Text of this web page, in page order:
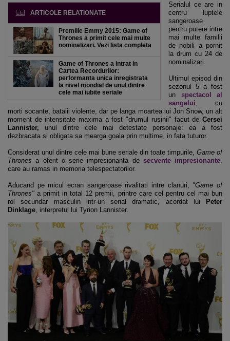
ARTICOLE RELATIONATE
Premiile Emmy 2015: Game of
Thrones a primit cele mai multe
nominalizari. Vezi lista completa
Game of Thrones a intrat in
Cartea Recordurilor:
performanta unica inregistrata
la nivel mondial de unul dintre
cele mai iubite seriale
Serialul ce are in
centru luptele
sangeroase
pentru putere intre
mai multe familii
de nobili a pornit
la drum cu 24 de
nominalizari.
Ultimul episod din
sezonul 5 a fost
un spectacol al
sangelui, cu
morti socante, batalii violente, dar pe langa moartea lui Jon Snow, un alt
moment de intensitate maxima a fost "drumul rusinii" facut de Cersei
Lannister, unul dintre cele mai detestate personaje: ea a fost
dezbracata si obligata sa mearga goala prin multime, in fata tuturor.
Considerat unul dintre cele mai bune seriale din toate timpurile, Game of
Thrones a oferit o serie impresionanta de secvente impresionante,
care au ramas in memoria telespectatorilor.
Aducand pe micul ecran sangeroase rivalitati intre clanuri, "Game of
Thrones" a primit in total 12 premii, printre care cel pentru cel mai bun
rol secundar masculin intr-un serial dramatic, acordat lui
Peter
Dinklage, interpretul lui Tyrion Lannister.